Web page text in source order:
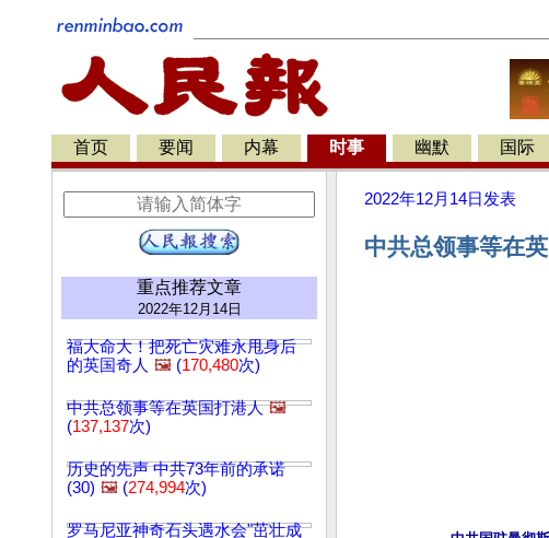
首页 要闻 内幕 时事 幽默 国际
重点推荐文章
2022年12月14日
福大命大！把死亡灾难永甩身后
的英国奇人 🖼️ (170,480次)
中共总领事等在英国打港人 🖼️
(137,137次)
历史的先声 中共73年前的承诺
(30) 🖼️ (274,994次)
罗马尼亚神奇石头遇水会"茁壮成
2022年12月14日 发表
中共总领事等在